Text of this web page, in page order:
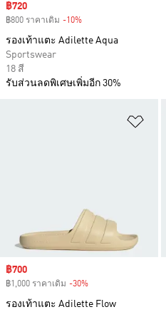
Sale price
฿720
฿800 ราคาเดิม -10%
รองเท้าแตะ Adilette Aqua
Sportswear
18 สี
รับส่วนลดพิเศษเพิ่มอีก 30%
Sale price
฿700
฿1,000 ราคาเดิม -30%
รองเท้าแตะ Adilette Flow